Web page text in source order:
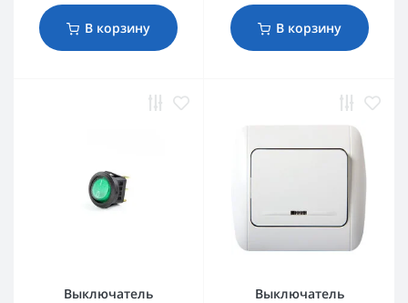
В корзину В корзину
Выключатель
Выключатель